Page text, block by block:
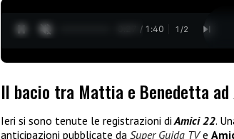
0:28 / 1:40 1 /2
Il bacio tra Mattia e Benedetta
Ieri si sono tenute le registrazioni diAmici 22.
anticipazioni pubblicate da Super Guida TVe